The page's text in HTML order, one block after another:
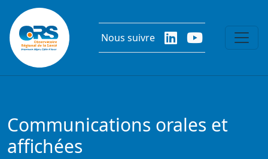
Aller au contenu principal
Nous suivre
Communications orales et
affichées